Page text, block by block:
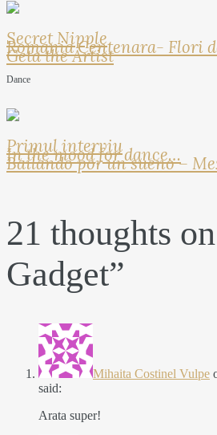
Secret Nipple
Romania Centenara- Flori
Geta the Artist
Dance
Primul interviu
In the mood for dance…
Bailando por un sueno –
21 thoughts
Gadget”
Mihaita Costinel Vulpe
said:
Arata super!